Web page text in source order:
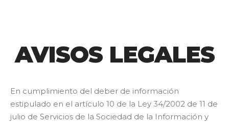
AVISOS LEGALES
En cumplimiento del deber de información
estipulado en el artículo 10 de la Ley 34/2002 de 11 de
julio de Servicios de la Sociedad de la Información y